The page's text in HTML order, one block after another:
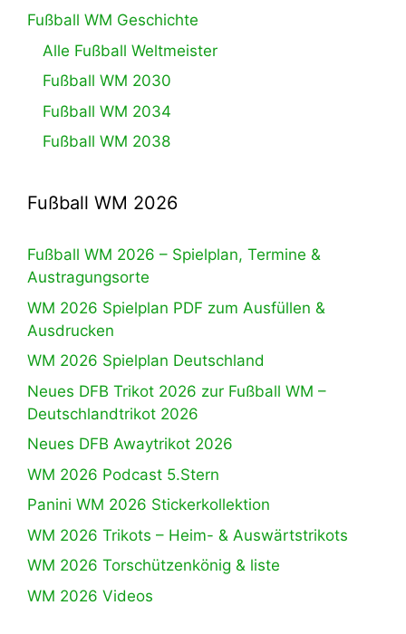
Fußball WM Geschichte
Alle Fußball Weltmeister
Fußball WM 2030
Fußball WM 2034
Fußball WM 2038
Fußball WM 2026
Fußball WM 2026 – Spielplan, Termine &
Austragungsorte
WM 2026 Spielplan PDF zum Ausfüllen &
Ausdrucken
WM 2026 Spielplan Deutschland
Neues DFB Trikot 2026 zur Fußball WM –
Deutschlandtrikot 2026
Neues DFB Awaytrikot 2026
WM 2026 Podcast 5.Stern
Panini WM 2026 Stickerkollektion
WM 2026 Trikots – Heim- & Auswärtstrikots
WM 2026 Torschützenkönig & liste
WM 2026 Videos